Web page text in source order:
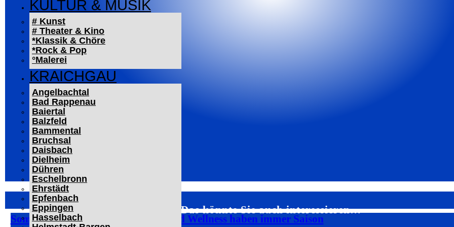
KULTUR & MUSIK
# Kunst
# Theater & Kino
*Klassik & Chöre
*Rock & Pop
°Malerei
KRAICHGAU
Angelbachtal
Bad Rappenau
Baiertal
Balzfeld
Bammental
Bruchsal
Daisbach
Dielheim
Dühren
Eschelbronn
Ehrstädt
Epfenbach
Eppingen
Hasselbach
Das könnte Sie auch interessieren…
Sommer bei Pfitzenmeier: Fitness und Wellness haben immer Saison